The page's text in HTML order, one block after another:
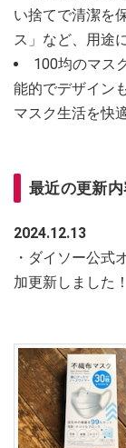
い捨てで清潔を
ス」など、用途
100均のマス
能的でデザイン
マスク生活を快
最近の更新
2024.12.13
・ダイソー公式
加更新しました！